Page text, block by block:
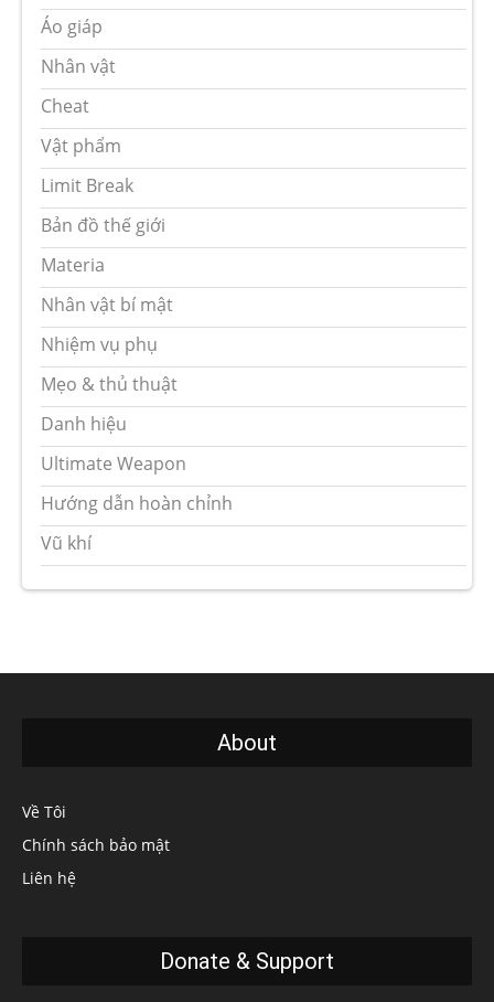
Áo giáp
Nhân vật
Cheat
Vật phẩm
Limit Break
Bản đồ thế giới
Materia
Nhân vật bí mật
Nhiệm vụ phụ
Mẹo & thủ thuật
Danh hiệu
Ultimate Weapon
Hướng dẫn hoàn chỉnh
Vũ khí
About
Về Tôi
Chính sách bảo mật
Liên hệ
Donate & Support